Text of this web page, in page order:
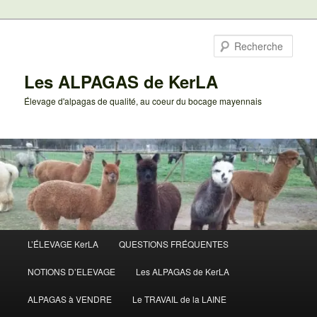
Les ALPAGAS de KerLA
Élevage d'alpagas de qualité, au coeur du bocage mayennais
principal
L’ÉLEVAGE KerLA QUESTIONS FRÉQUENTES
NOTIONS D’ELEVAGE Les ALPAGAS de KerLA
ALPAGAS à VENDRE Le TRAVAIL de la LAINE